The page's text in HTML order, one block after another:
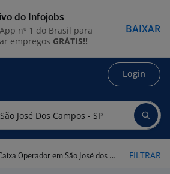
Login
em São José dos Campos - SP FILTRAR
do Infojobs
nº 1 do Brasil para
empregos GRÁTIS!!
BAIXAR